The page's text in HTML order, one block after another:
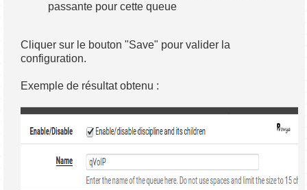
passante pour cette queue
Cliquer sur le bouton "Save" pour valider la
configuration.
Exemple de résultat obtenu :